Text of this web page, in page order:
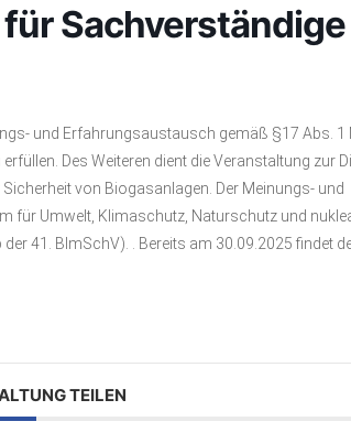
Sachverständige
und Erfahrungsaustausch gemäß §17 Abs. 1
Des Weiteren dient die Veranstaltung zur
von Biogasanlagen. Der Meinungs- und
für Umwelt, Klimaschutz, Naturschutz und
41. BImSchV). . Bereits am 30.09.2025 findet
TEILEN